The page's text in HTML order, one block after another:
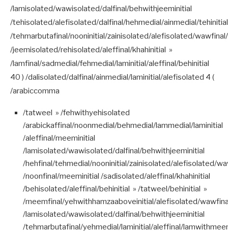
/lamisolated/wawisolated/dalfinal/behwithjeeminitial
/tehisolated/alefisolated/dalfinal/hehmedial/ainmedial/tehinitial
/tehmarbutafinal/nooninitial/zainisolated/alefisolated/
/jeemisolated/rehisolated/aleffinal/khahinitial »
/lamfinal/sadmedial/fehmedial/laminitial/aleffinal/behinitial
40 ) /dalisolated/dalfinal/ainmedial/laminitial/alefisolated 4 (
/arabiccomma
/tatweel » /fehwithyehisolated
/arabickaffinal/noonmedial/behmedial/lammedial/laminitial
/aleffinal/meeminitial
/lamisolated/wawisolated/dalfinal/behwithjeeminitial
/hehfinal/tehmedial/nooninitial/zainisolated/alefisolated/
/noonfinal/meeminitial /sadisolated/aleffinal/khahinitial
/behisolated/aleffinal/behinitial » /tatweel/behinitial »
/meemfinal/yehwithhamzaaboveinitial/alefisolated/
/lamisolated/wawisolated/dalfinal/behwithjeeminitial
/tehmarbutafinal/yehmedial/laminitial/aleffinal/